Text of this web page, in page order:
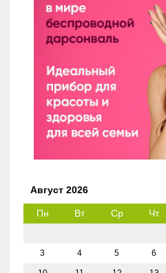
Август 2026
Пн Вт Ср Чт
3 4 5 6